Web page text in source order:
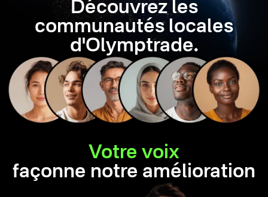
Découvrez les
communautés locales
d'Olymptrade.
Votre voix
façonne notre amélioration